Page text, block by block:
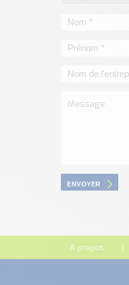
ENVOYER
A propos